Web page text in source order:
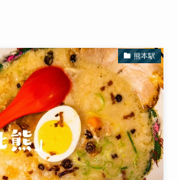
熊本駅